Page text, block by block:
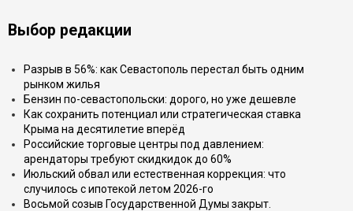
Выбор редакции
Разрыв в 56%: как Севастополь перестал быть одним
рынком жилья
Бензин по-севастопольски: дорого, но уже дешевле
Как сохранить потенциал или стратегическая ставка
Крыма на десятилетие вперёд
Российские торговые центры под давлением:
арендаторы требуют скидкидок до 60%
Июльский обвал или естественная коррекция: что
случилось с ипотекой летом 2026-го
Восьмой созыв Государственной Думы закрыт.